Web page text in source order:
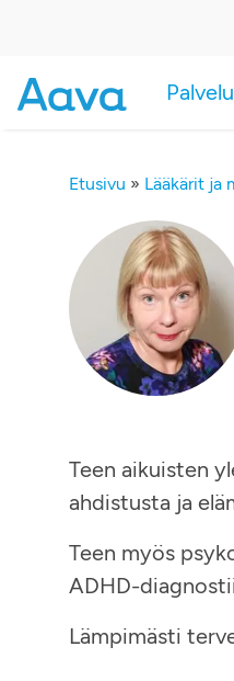
Etusivu » Lääkärit ja
Teen aikuisten
ahdistusta ja
Teen myös
ADHD-
Lämpimästi